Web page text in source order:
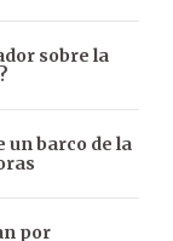
sobre la
un barco de la
por